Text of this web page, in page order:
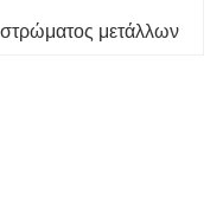
μετάλλων